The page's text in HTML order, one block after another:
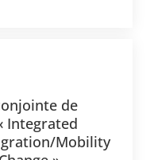
de
Integrated
Mobility